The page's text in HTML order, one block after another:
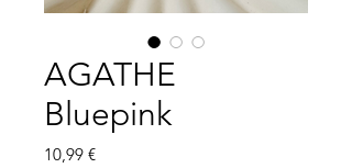
AGATHE
Bluepink
10,99 €Prix